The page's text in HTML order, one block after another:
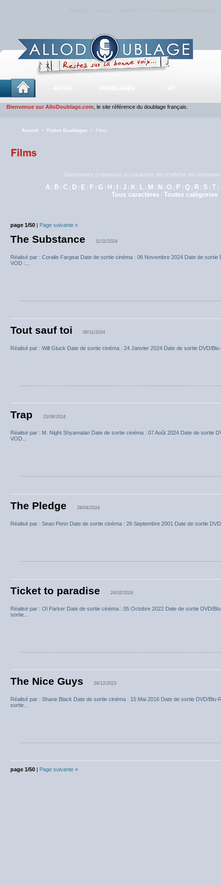
Bienvenue sur AlloDoublage.com , le site référence du doublage français.
Accueil > Fiches Doublages > Films
Sélectionnez ci-dessous un caractère afin d'afficher les
A | B | C | D | E | F | G | H | I |J | K | L | M | N | O | P | Q | R | S | T |
Tous caractères | Toutes catégories
page 1/50 | Page suivante »
The Substance 11/11/2024
Réalisé par : Coralie Fargeat Date de sortie cinéma : 06 Novembre 2024 Date de
VOD :...
Tout sauf toi 06/11/2024
Réalisé par : Will Gluck Date de sortie cinéma : 24 Janvier 2024 Date de sortie DVD/
Trap 15/09/2024
Réalisé par : M. Night Shyamalan Date de sortie cinéma : 07 Août 2024 Date de sortie
VOD...
The Pledge 28/04/2024
Réalisé par : Sean Penn Date de sortie cinéma : 26 Septembre 2001 Date de sortie
Ticket to paradise 24/02/2024
Réalisé par : Ol Parker Date de sortie cinéma : 05 Octobre 2022 Date de sortie DVD/
sortie...
The Nice Guys 29/12/2023
Réalisé par : Shane Black Date de sortie cinéma : 15 Mai 2016 Date de sortie DVD/
sortie...
page 1/50 | Page suivante »